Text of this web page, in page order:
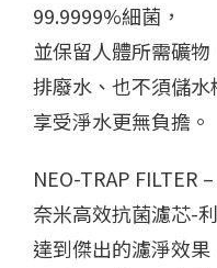
99.9999%細菌，
並保留人體所需礦
排廢水、也不須儲水
享受淨水更無負擔。
NEO-TRAP FILTER –
奈米高效抗菌濾芯-
達到傑出的濾淨效果